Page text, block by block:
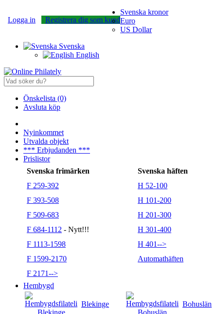
Logga in Registrera dig som kund
Svenska kronor
Euro
US Dollar
Svenska
English
Önskelista (0)
Avsluta köp
Nyinkommet
Utvalda objekt
*** Erbjudanden ***
Prislistor
Svenska frimärken
Svenska häften
F 259-392
H 52-100
F 393-508
H 101-200
F 509-683
H 201-300
F 684-1112 - Nytt!!!
H 301-400
F 1113-1598
H 401-->
F 1599-2170
Automathäften
F 2171-->
Hembygd
Blekinge Bohuslän